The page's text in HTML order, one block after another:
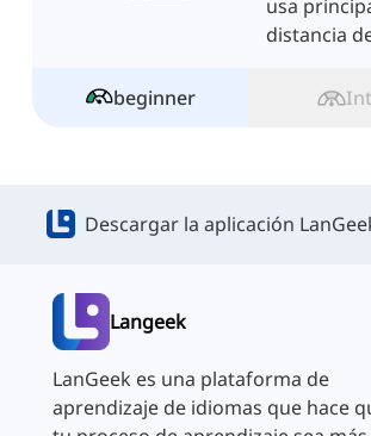
usa
distancia
beginner
Descargar la aplicación
Langeek
LanGeek es una plataforma de
aprendizaje de idiomas que hace